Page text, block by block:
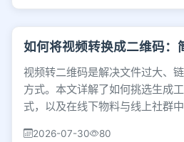
如何将视频转换成二维码：
视频转二维码是解决文件过大、
方式。本文详解了如何挑选生成
式，以及在线下物料与线上社群
2026-07-30
80